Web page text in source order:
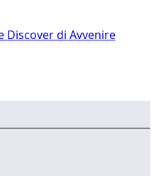
Discover di Avvenire